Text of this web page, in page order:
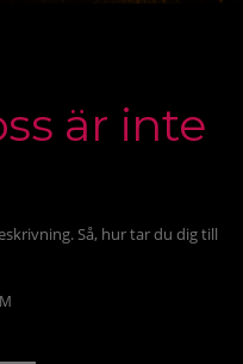
är inte
Så, hur tar du dig till